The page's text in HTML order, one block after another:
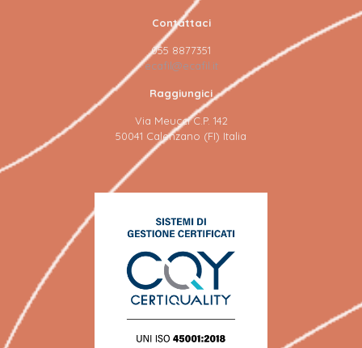
Contattaci
055 8877351
ecafil@ecafil.it
Raggiungici
Via Meucci C.P. 142
50041 Calenzano (FI) Italia